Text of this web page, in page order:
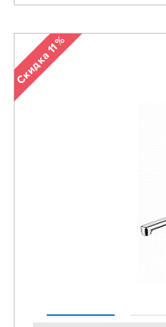
Скидка 11 %